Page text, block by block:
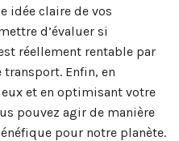
idée claire de vos
d’évaluer si
réellement rentable par
transport. Enfin, en
et en optimisant votre
pouvez agir de manière
pour notre planète.